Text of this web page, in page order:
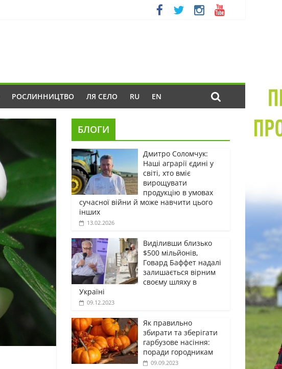
РОСЛИННИЦТВО ЛЯ СЕЛО RU EN
БЛОГИ
Дмитро Соломчук:
Наші аграрії єдині у
світі, хто вміє
вирощувати
продукцію в умовах
сучасної війни й може навчити цього
інших
13.02.2026
Виділивши близько
$500 мільйонів,
Говард Баффет надалі
залишається вірним
своєму шляху в
Україні
09.12.2023
Як правильно
збирати та зберігати
гарбузове насіння:
поради городникам
09.09.2023